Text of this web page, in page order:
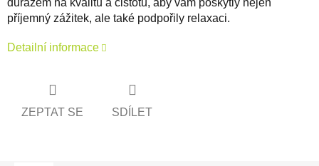
důrazem na kvalitu a čistotu, aby vám poskytly nejen
příjemný zážitek, ale také podpořily relaxaci.
Detailní informace
ZEPTAT SE SDÍLET